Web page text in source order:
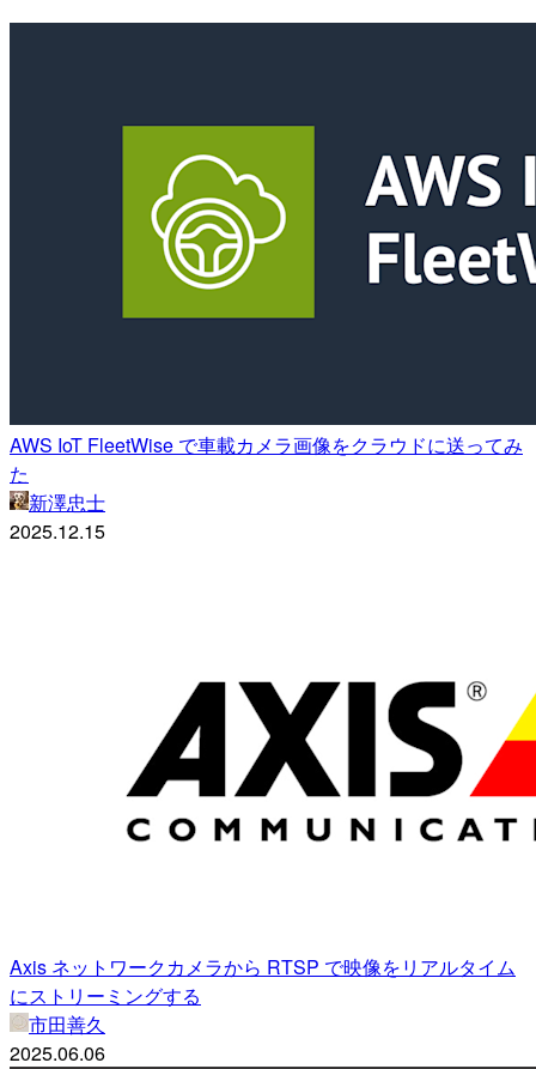
AWS IoT FleetWise で車載カメラ画像をクラウドに送ってみ
た
新澤忠士
2025.12.15
Axis ネットワークカメラから RTSP で映像をリアルタイム
にストリーミングする
市田善久
2025.06.06